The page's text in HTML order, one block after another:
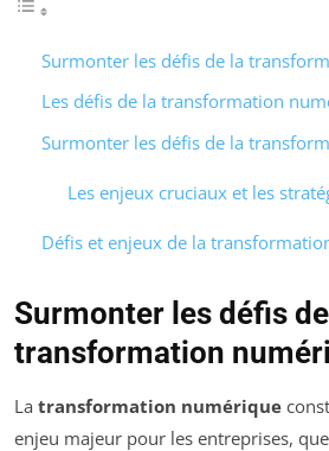
Surmonter les défis de la
Les défis de la transformation
Surmonter les défis de la
Les enjeux cruciaux et les
Défis et enjeux de la
Surmonter les défis
transformation
La transformation numérique
enjeu majeur pour les entreprises,